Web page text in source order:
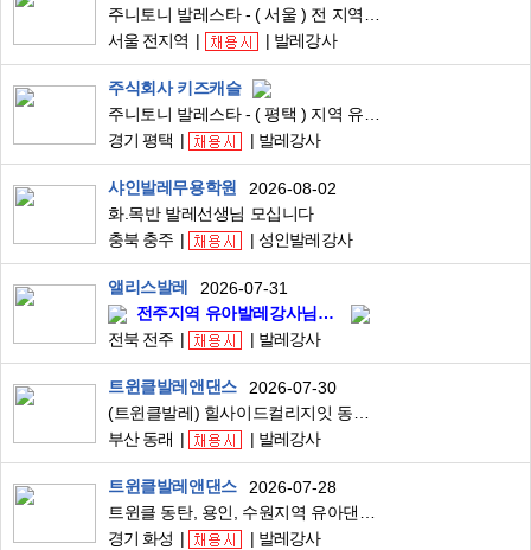
서울 전지역
발레강사
주식회사 키즈캐슬
경기 평택
발레강사
샤인발레무용학원
2026-08-02
화.목반 발레선생님 모십니다
충북 충주
성인발레강사
앨리스발레
2026-07-31
전주지역 유아발레강사님을 모집합니다.
전북 전주
발레강사
트윈클발레앤댄스
2026-07-30
부산 동래
발레강사
트윈클발레앤댄스
2026-07-28
경기 화성
발레강사